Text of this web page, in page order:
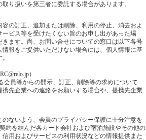
り扱いを第三者に委託する場合があります。
の訂正、追加または削除、利用の停止、消去およ
ビス等を受けたくない旨のお申し出があった場
ます。尚、お問い合せについての窓口は以下各号
報をご提供いただけない場合には、個人情報に基
）
会員等からの開示、訂正、削除等の求めについて
先企業への連絡をお願いする場合や、提携先企業
ないよう、会員のプライバシー保護に十分注意を
約を結んだ各カード会社および宿泊施設やその他の
用およびサービスの利用状況などの情報提供また